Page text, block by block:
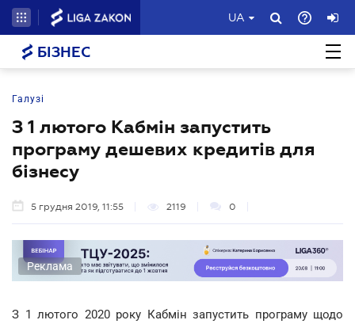
UA
БІЗНЕС
Галузі
З 1 лютого Кабмін запустить
програму дешевих кредитів для
бізнесу
5 грудня 2019, 11:55 2119 0
Реклама
З 1 лютого 2020 року Кабмін запустить програму щодо